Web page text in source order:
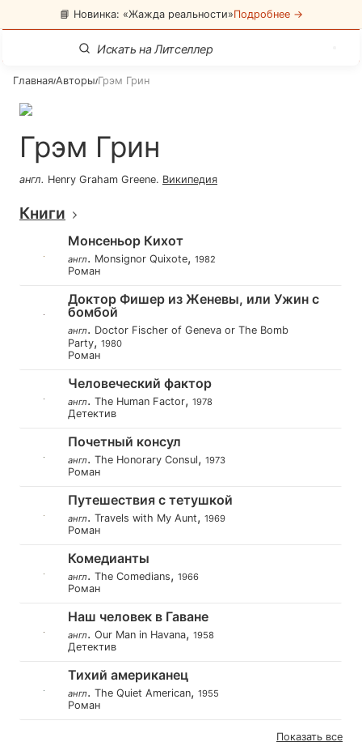
📘 Новинка: «Жажда реальности»Подробнее →
Главная/Авторы/Грэм Грин
Грэм Грин
англ. Henry Graham Greene. Википедия
Книги
Монсеньор Кихот
англ. Monsignor Quixote, 1982
Роман
Доктор Фишер из Женевы, или Ужин с
бомбой
англ. Doctor Fischer of Geneva or The Bomb
Party, 1980
Роман
Человеческий фактор
англ. The Human Factor, 1978
Детектив
Почетный консул
англ. The Honorary Consul, 1973
Роман
Путешествия с тетушкой
англ. Travels with My Aunt, 1969
Роман
Комедианты
англ. The Comedians, 1966
Роман
Наш человек в Гаване
англ. Our Man in Havana, 1958
Детектив
Тихий американец
англ. The Quiet American, 1955
Роман
Показать все